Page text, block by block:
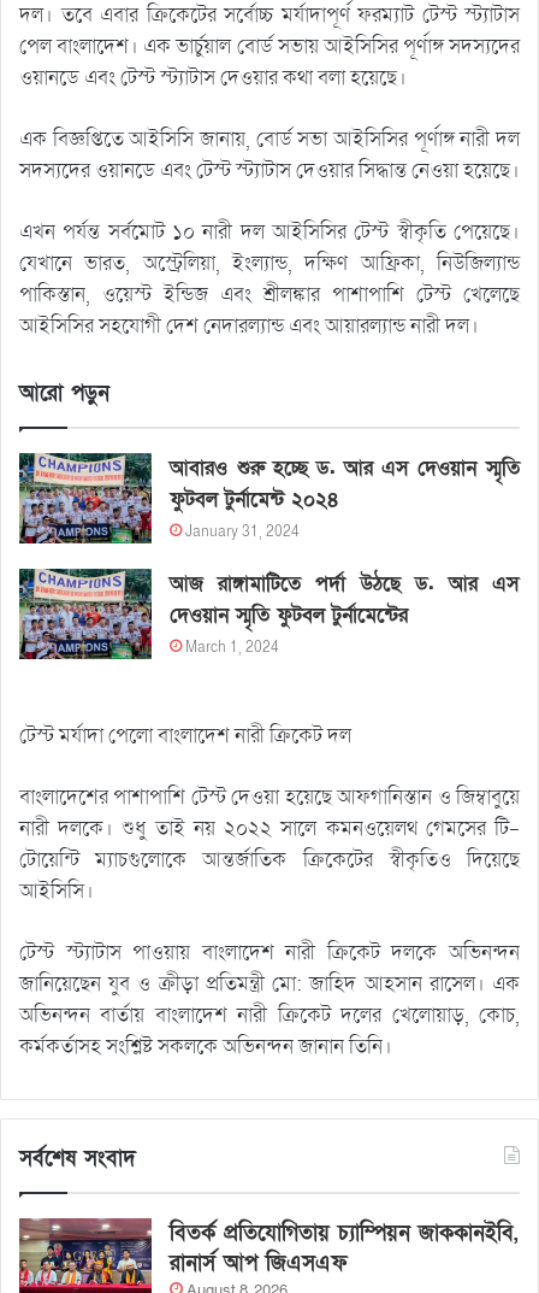
দল। তবে এবার ক্রিকেটের সর্বোচ্চ মর্যাদাপূর্ণ ফরম্যাট টেস্ট স্ট্যাটাস
পেল বাংলাদেশ। এক ভার্চুয়াল বোর্ড সভায় আইসিসির পূর্ণাঙ্গ সদস্যদের
ওয়ানডে এবং টেস্ট স্ট্যাটাস দেওয়ার কথা বলা হয়েছে।
এক বিজ্ঞপ্তিতে আইসিসি জানায়, বোর্ড সভা আইসিসির পূর্ণাঙ্গ নারী দল
সদস্যদের ওয়ানডে এবং টেস্ট স্ট্যাটাস দেওয়ার সিদ্ধান্ত নেওয়া হয়েছে।
এখন পর্যন্ত সর্বমোট ১০ নারী দল আইসিসির টেস্ট স্বীকৃতি পেয়েছে।
যেখানে ভারত, অস্ট্রেলিয়া, ইংল্যান্ড, দক্ষিণ আফ্রিকা, নিউজিল্যান্ড
পাকিস্তান, ওয়েস্ট ইন্ডিজ এবং শ্রীলঙ্কার পাশাপাশি টেস্ট খেলেছে
আইসিসির সহযোগী দেশ নেদারল্যান্ড এবং আয়ারল্যান্ড নারী দল।
আরো পড়ুন
আবারও শুরু হচ্ছে ড. আর এস দেওয়ান স্মৃতি
ফুটবল টুর্নামেন্ট ২০২৪
January 31, 2024
আজ রাঙ্গামাটিতে পর্দা উঠছে ড. আর এস
দেওয়ান স্মৃতি ফুটবল টুর্নামেন্টের
March 1, 2024
টেস্ট মর্যাদা পেলো বাংলাদেশ নারী ক্রিকেট দল
বাংলাদেশের পাশাপাশি টেস্ট দেওয়া হয়েছে আফগানিস্তান ও জিম্বাবুয়ে
নারী দলকে। শুধু তাই নয় ২০২২ সালে কমনওয়েলথ গেমসের টি-
টোয়েন্টি ম্যাচগুলোকে আন্তর্জাতিক ক্রিকেটের স্বীকৃতিও দিয়েছে
আইসিসি।
টেস্ট স্ট্যাটাস পাওয়ায় বাংলাদেশ নারী ক্রিকেট দলকে অভিনন্দন
জানিয়েছেন যুব ও ক্রীড়া প্রতিমন্ত্রী মো: জাহিদ আহসান রাসেল। এক
অভিনন্দন বার্তায় বাংলাদেশ নারী ক্রিকেট দলের খেলোয়াড়, কোচ,
কর্মকর্তাসহ সংশ্লিষ্ট সকলকে অভিনন্দন জানান তিনি।
সর্বশেষ সংবাদ
বিতর্ক প্রতিযোগিতায় চ্যাম্পিয়ন জাককানইবি,
রানার্স আপ জিএসএফ